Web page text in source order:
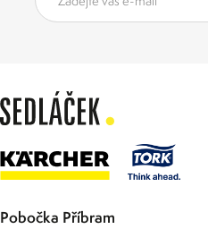
Pobočka Příbram